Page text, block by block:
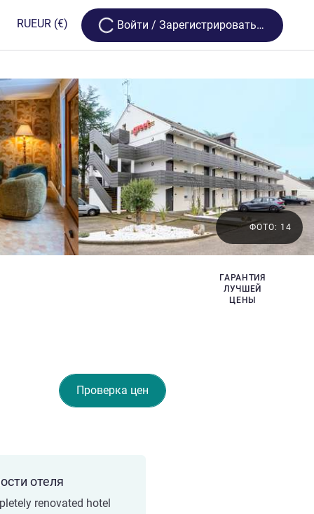
RUEUR (€) Loading...
Bойти / Зарегистрироваться
ГАРАНТИЯ
ЛУЧШЕЙ
ЦЕНЫ
ФОТО: 14
Проверка цен
отеля
renovated hotel